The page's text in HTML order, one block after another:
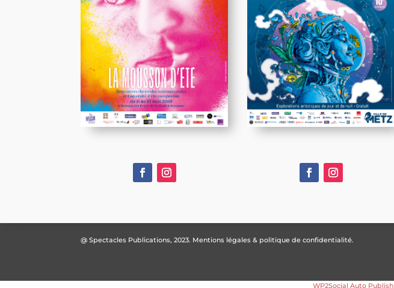
@ Spectacles Publications, 2023. Mentions légales & politique de confidentialité.
WP2Social Auto Publish